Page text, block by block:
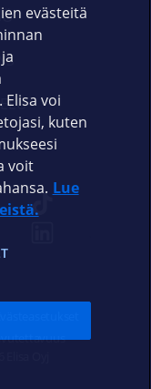
evästeitä
voi
kuten
voit
Lue